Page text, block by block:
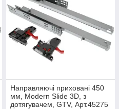
Направляючі приховані 450
мм, Modern Slide 3D, з
дотягувачем, GTV, Арт.45275